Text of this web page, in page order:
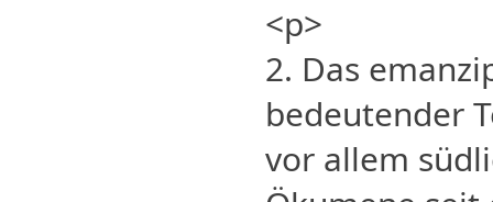
<p>
2. Das
bedeutender
vor allem